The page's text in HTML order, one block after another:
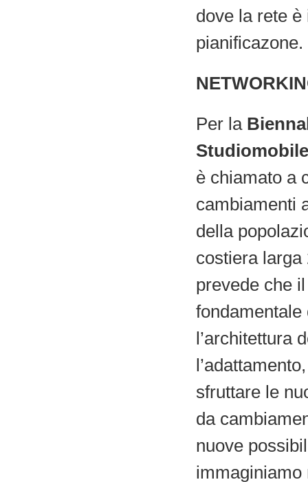
dove la rete
pianificazone.
Per la
è chiamato a
cambiamenti
della
costiera
prevede che
fondamentale
l’architettura
sfruttare le
da
nuove
immaginiamo